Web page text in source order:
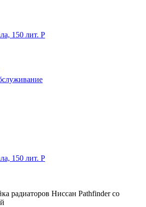
150 лит. Р
150 лит. Р
радиаторов Ниссан Pathfinder со